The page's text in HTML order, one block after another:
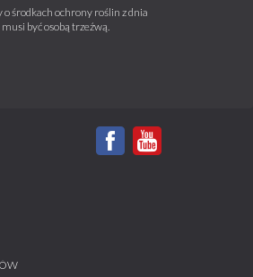
środkach ochrony roślin z dnia
być osobą trzeźwą.